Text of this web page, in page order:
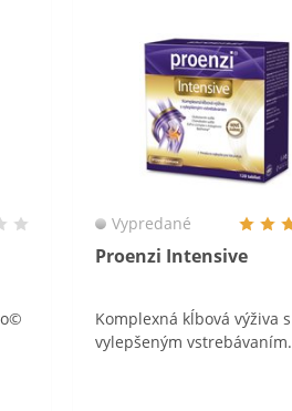
Proenzi Intensive
Vypredané
Komplexná kĺbová výživa s
vylepšeným vstrebávaním.